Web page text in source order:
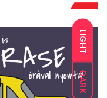
LIGHT
DARK